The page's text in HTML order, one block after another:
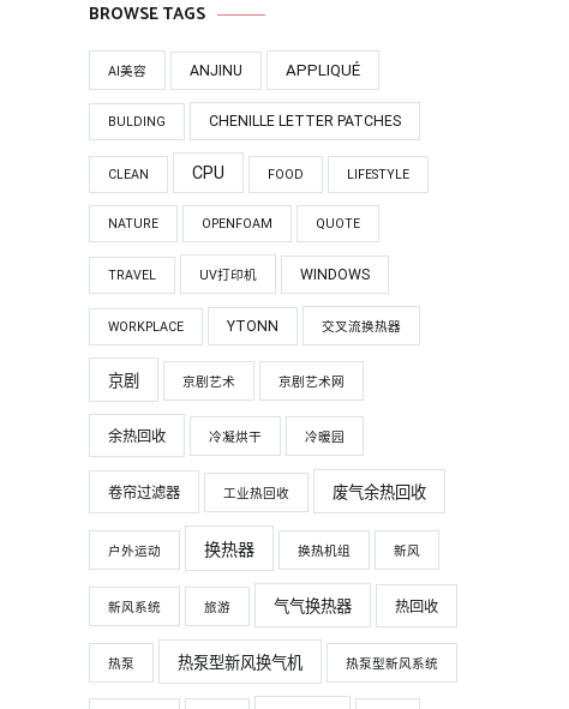
BROWSE TAGS
AI美容 ANJINU APPLIQUÉ
BULDING CHENILLE LETTER PATCHES
CLEAN CPU FOOD LIFESTYLE
NATURE OPENFOAM QUOTE
TRAVEL UV打印机 WINDOWS
WORKPLACE YTONN 交叉流换热器
京剧 京剧艺术 京剧艺术网
余热回收 冷凝烘干 冷暖园
卷帘过滤器 工业热回收 废气余热回收
户外运动 换热器 换热机组 新风
新风系统 旅游 气气换热器 热回收
热泵 热泵型新风换气机 热泵型新风系统